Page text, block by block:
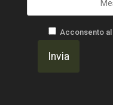
Acconsento al